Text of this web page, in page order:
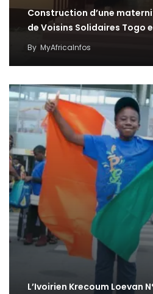
Construction d’une
de Voisins Solidaires Togo
By MyAfricaInfos
L’Ivoirien Krecoum Loevan